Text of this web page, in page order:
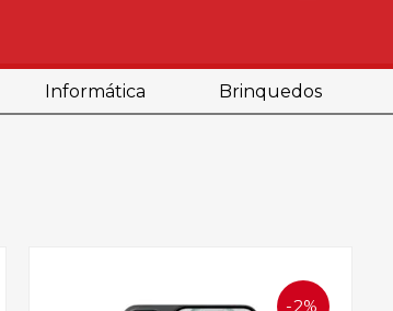
Informática Brinquedos
2%